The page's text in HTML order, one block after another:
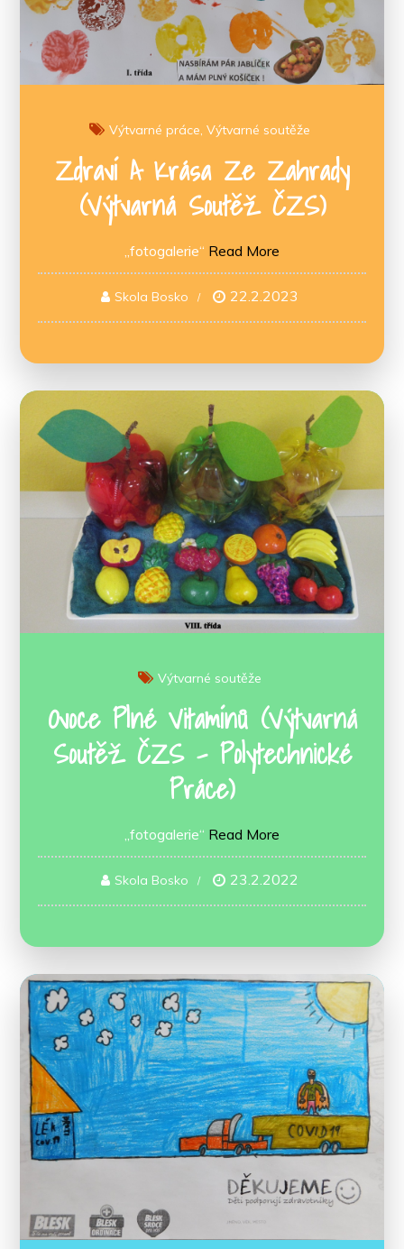
Výtvarné práce Výtvarné soutěže
Zdraví A Krása Ze Zahrady
(výtvarná Soutěž ČZS)
„fotogalerie“ Read More
Skola Bosko 22.2.2023
Výtvarné soutěže
Ovoce Plné Vitamínů (výtvarná
Soutěž ČZS – Polytechnické
Práce)
„fotogalerie“ Read More
Skola Bosko 23.2.2022